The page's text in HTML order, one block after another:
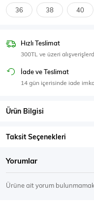
SPOR GİYİM
Eşofman Üstü
36 38 40
Hızlı Teslimat
300TL ve üzeri
İade ve Teslimat
14 gün içerisinde iade
Ürün Bilgisi
Taksit Seçenekleri
Yorumlar
Ürüne ait yorum